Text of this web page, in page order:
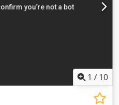
1 / 10